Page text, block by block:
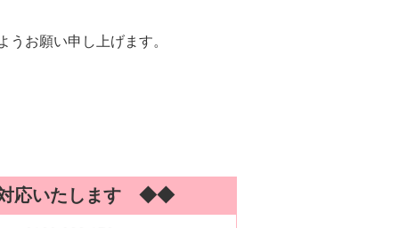
お願い申し上げます。
応いたします ◆◆